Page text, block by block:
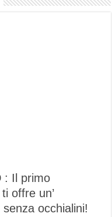
: Il primo
offre un’
occhialini!